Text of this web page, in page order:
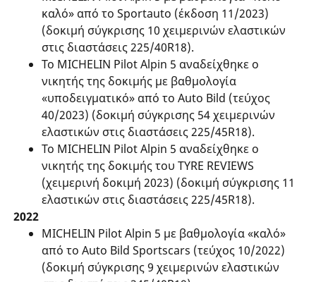
καλό» από το Sportauto (έκδοση 11/2023)
(δοκιμή σύγκρισης 10 χειμερινών ελαστικών
στις διαστάσεις 225/40R18).
Το MICHELIN Pilot Alpin 5 αναδείχθηκε ο
νικητής της δοκιμής με βαθμολογία
«υποδειγματικό» από το Auto Bild (τεύχος
40/2023) (δοκιμή σύγκρισης 54 χειμερινών
ελαστικών στις διαστάσεις 225/45R18).
Το MICHELIN Pilot Alpin 5 αναδείχθηκε ο
νικητής της δοκιμής του TYRE REVIEWS
(χειμερινή δοκιμή 2023) (δοκιμή σύγκρισης 11
ελαστικών στις διαστάσεις 225/45R18).
2022
MICHELIN Pilot Alpin 5 με βαθμολογία «καλό»
από το Auto Bild Sportscars (τεύχος 10/2022)
(δοκιμή σύγκρισης 9 χειμερινών ελαστικών